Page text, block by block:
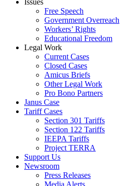
Issues
Free Speech
Government Overreach
Workers’ Rights
Educational Freedom
Legal Work
Current Cases
Closed Cases
Amicus Briefs
Other Legal Work
Pro Bono Partners
Janus Case
Tariff Cases
Section 301 Tariffs
Section 122 Tariffs
IEEPA Tariffs
Project TERRA
Support Us
Newsroom
Press Releases
Media Alerts